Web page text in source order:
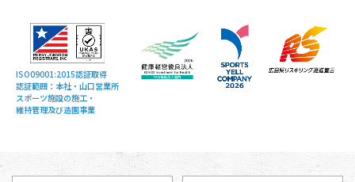
ISO09001:2015認証取得
認証範囲：本社・山口営業所
スポーツ施設の施工・
維持管理及び造園事業